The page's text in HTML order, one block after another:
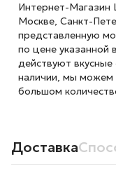
Интернет-Магазин
Москве, Санкт-
представленную
по цене указанной
действуют
наличии, мы можем
большом
Доставка